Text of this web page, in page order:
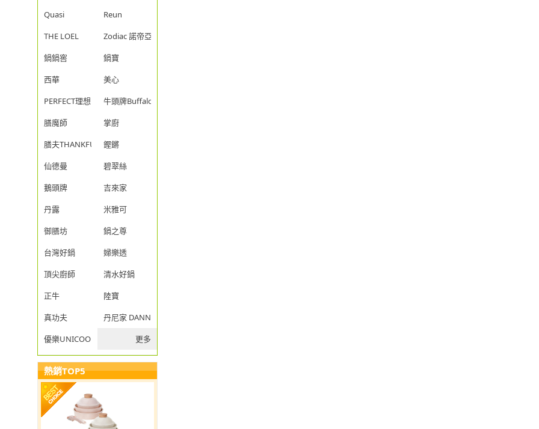
Quasi
Reun
THE LOEL
Zodiac 諾帝亞
鍋鍋窖
鍋寶
西華
美心
PERFECT理想
牛頭牌Buffalo
膳魔師
掌廚
膳夫THANKFUL
鏗鏘
仙德曼
碧翠絲
鵝頭牌
吉來家
丹露
米雅可
御膳坊
鍋之尊
台灣好鍋
婦樂透
頂尖廚師
清水好鍋
正牛
陸寶
真功夫
丹尼家 DANNY JIA
優樂UNICOOK
更多
熱銷TOP5